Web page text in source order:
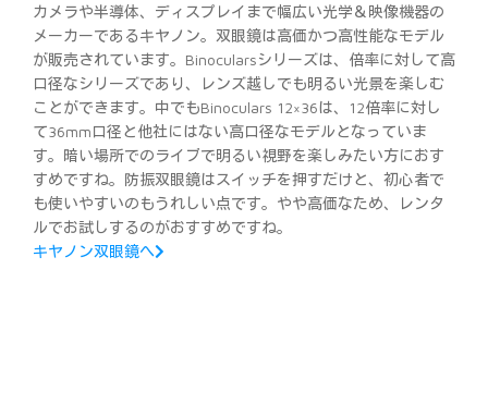
カメラや半導体、ディスプレイまで幅広い光学＆映像機器の
メーカーであるキヤノン。双眼鏡は高価かつ高性能なモデル
が販売されています。Binocularsシリーズは、倍率に対して高
口径なシリーズであり、レンズ越しでも明るい光景を楽しむ
ことができます。中でもBinoculars 12×36は、12倍率に対し
て36mm口径と他社にはない高口径なモデルとなっていま
す。暗い場所でのライブで明るい視野を楽しみたい方におす
すめですね。防振双眼鏡はスイッチを押すだけと、初心者で
も使いやすいのもうれしい点です。やや高価なため、レンタ
ルでお試しするのがおすすめですね。
キヤノン双眼鏡へ